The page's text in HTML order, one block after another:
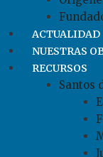
ACTUALIDAD
NUESTRAS
RECURSOS
Santos